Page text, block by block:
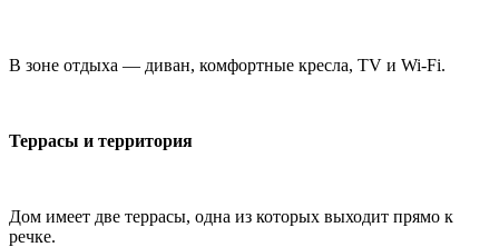
В зоне отдыха — диван, комфортные кресла, TV и Wi-Fi.
Террасы и территория
Дом имеет две террасы, одна из которых выходит прямо к
речке.